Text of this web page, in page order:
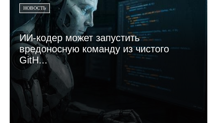
НОВОСТЬ
ИИ-кодер может запустить
вредоносную команду из чистого
GitH...